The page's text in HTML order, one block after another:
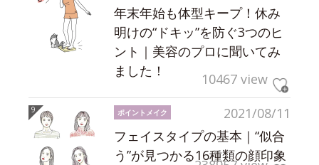
年末年始も体型キープ！休み
明けの“ドキッ”を防ぐ3つのヒ
ント｜美容のプロに聞いてみ
ました！
10467 view
2021/08/11
ポイントメイク
フェイスタイプの基本｜“似合
う”が見つかる16種類の顔印象